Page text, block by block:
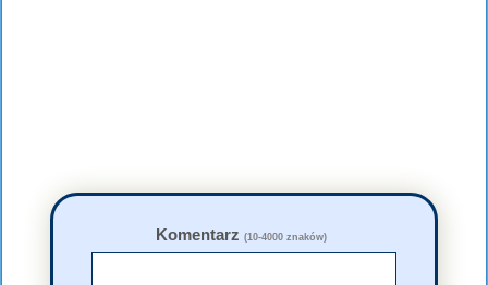
Komentarz (10-4000 znaków)